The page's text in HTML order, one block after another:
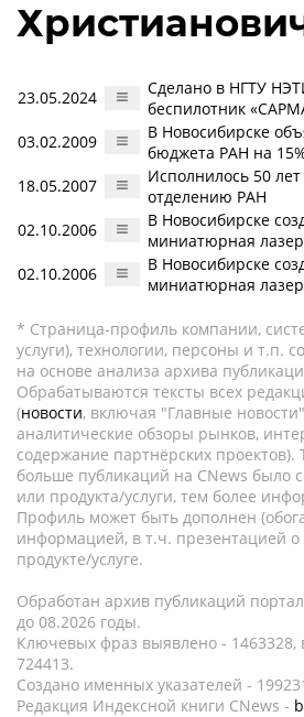
23.05.2024
Сделано в НГТУ
беспилотник
03.02.2009
В Новосибирске
бюджета РАН на
18.05.2007
Исполнилось 50
отделению РАН
02.10.2006
В Новосибирске
миниатюрная
02.10.2006
В Новосибирске
миниатюрная
* Страница-профиль компании,
услуги), технологии, персоны и т.п.
на основе анализа архива
Обрабатываются тексты всех
(новости, включая "Главные
аналитические обзоры рынков,
содержание партнёрских
больше публикаций на CNews было
или продукта/услуги, тем более
Профиль может быть дополнен
информацией, в т.ч. презентацией
продукте/услуге.
Обработан архив публикаций
до 08.2026 годы.
Ключевых фраз выявлено - 1463328,
724413.
Создано именных указателей -
Редакция Индексной книги CNews -